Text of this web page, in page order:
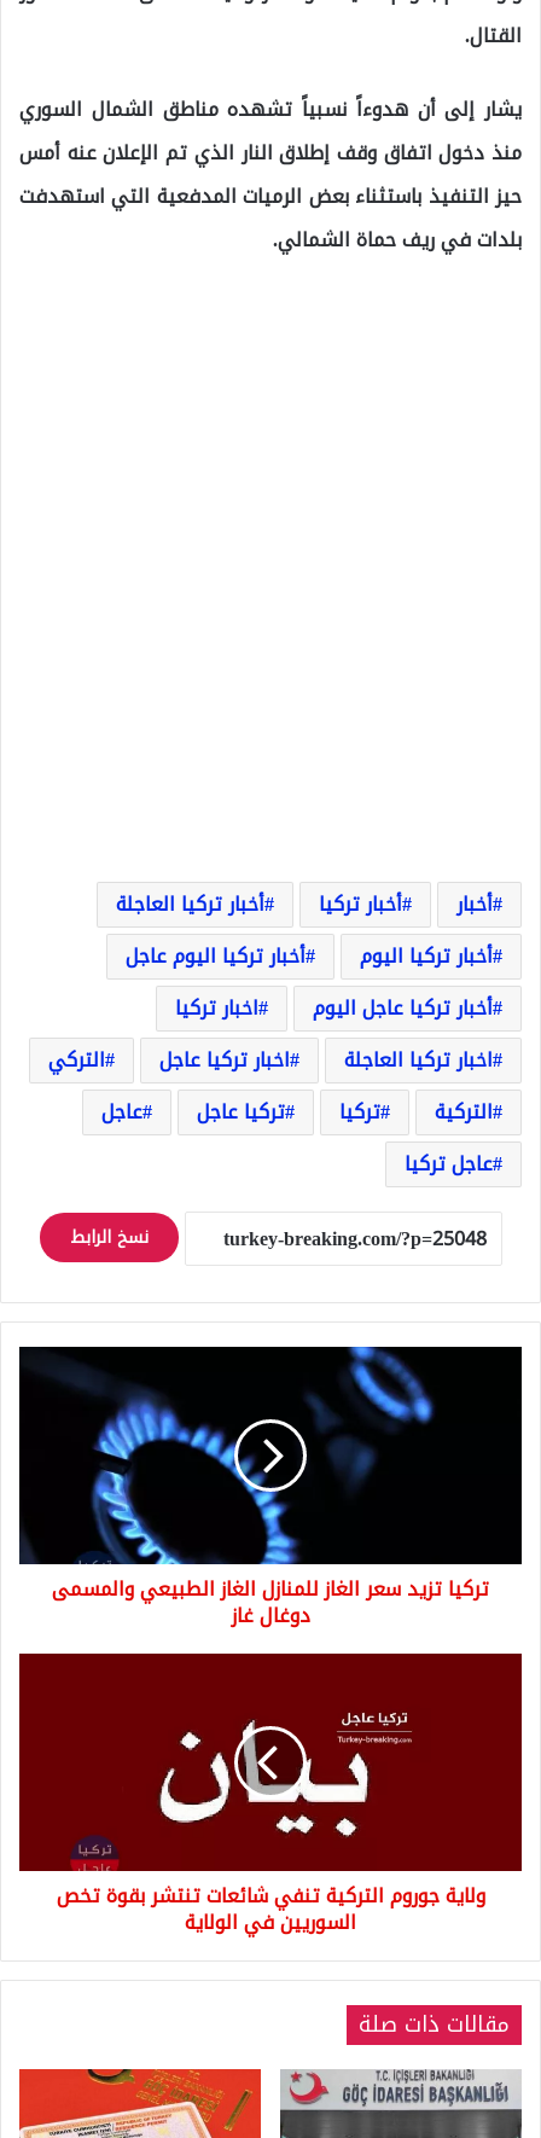
القتال.
يشار إلى أن هدوءاً نسبياً تشهده مناطق الشمال السوري
منذ دخول اتفاق وقف إطلاق النار الذي تم الإعلان عنه أمس
حيز التنفيذ باستثناء بعض الرميات المدفعية التي استهدفت
بلدات في ريف حماة الشمالي.
أخبار أخبار تركيا
أخبار تركيا العاجلة
أخبار تركيا اليوم
أخبار تركيا اليوم عاجل
أخبار تركيا عاجل اليوم
اخبار تركيا
اخبار تركيا العاجلة
اخبار تركيا عاجل
التركي
التركية
تركيا تركيا عاجل
عاجل
عاجل تركيا
نسخ الرابط
دوغال
تركيا تزيد سعر الغاز للمنازل الغاز الطبيعي والمسمى
دوغال غاز
السوريين
ولاية جوروم التركية تنفي شائعات تنتشر بقوة تخص
السوريين في الولاية
مقالات ذات صلة